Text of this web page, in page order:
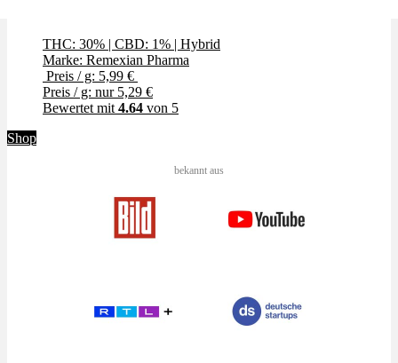
THC: 30% | CBD: 1% | Hybrid
Marke: Remexian Pharma
Preis / g: 5,99 €
Preis / g: nur 5,29 €
Bewertet mit 4.64 von 5
Shop
bekannt aus